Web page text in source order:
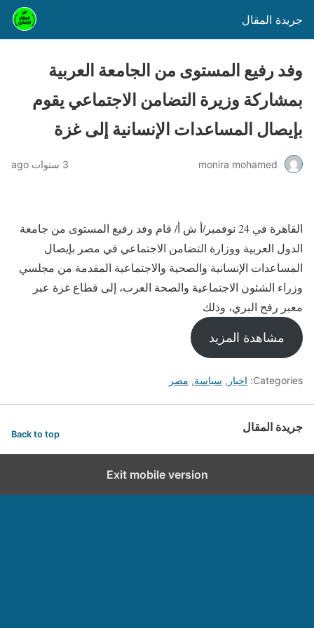
جريدة المقال
وفد رفيع المستوى من الجامعة العربية
بمشاركة وزيرة التضامن الاجتماعي يقوم
بإيصال المساعدات الإنسانية إلى غزة
monira mohamed 3 سنوات ago
القاهرة في 24 نوفمبر/أ ش أ/ قام وفد رفيع المستوى من جامعة
الدول العربية ووزارة التضامن الاجتماعي في مصر بإيصال
المساعدات الإنسانية والصحية والاجتماعية المقدمة من مجلسي
وزراء الشئون الاجتماعية والصحة العرب، إلى قطاع غزة عبر
معبر رفح البري، وذلك
مشاهدة المزيد
Categories: اخبار , سياسة, مصر
جريدة المقال Back to top
Exit mobile version